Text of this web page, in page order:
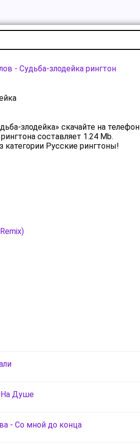
- Судьба-злодейка рингтон
злодейка» скачайте на телефон
составляет 1.24 Mb.
категории Русские рингтоны!
На Душе
- Со мной до конца